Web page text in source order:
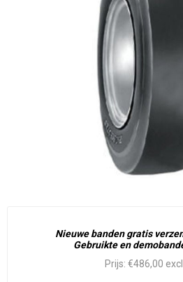
Nieuwe banden gratis
Gebruikte en
Prijs: €486,00